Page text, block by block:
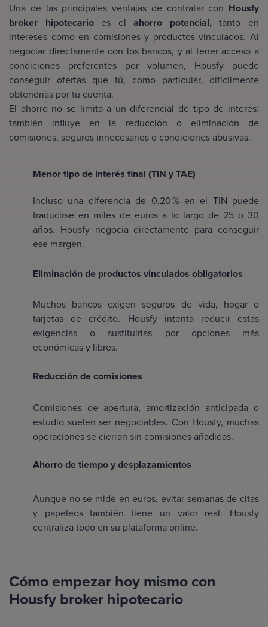
Una de las principales ventajas de contratar con Housfy
broker hipotecarioes el ahorro potencial,tanto en
intereses como en comisiones y productos vinculados. Al
negociar directamente con los bancos, y al tener acceso a
condiciones preferentes por volumen, Housfy puede
conseguir ofertas que tú, como particular, difícilmente
obtendrías por tu cuenta.
El ahorro no se limita a un diferencial de tipo de interés:
también influye en la reducción o eliminación de
comisiones, seguros innecesarios o condiciones abusivas.
Menor tipo de interés final (TIN y TAE)
Incluso una diferencia de 0,20 % en el TIN puede
traducirse en miles de euros a lo largo de 25 o 30
años. Housfy negocia directamente para conseguir
ese margen.
Eliminación de productos vinculados obligatorios
Muchos bancos exigen seguros de vida, hogar o
tarjetas de crédito. Housfy intenta reducir estas
exigencias o sustituirlas por opciones más
económicas y libres.
Reducción de comisiones
Comisiones de apertura, amortización anticipada o
estudio suelen ser negociables. Con Housfy, muchas
operaciones se cierran sin comisiones añadidas.
Ahorro de tiempo y desplazamientos
Aunque no se mide en euros, evitar semanas de citas
y papeleos también tiene un valor real: Housfy
centraliza todo en su plataforma online.
Cómo empezar hoy mismo con
Housfy broker hipotecario